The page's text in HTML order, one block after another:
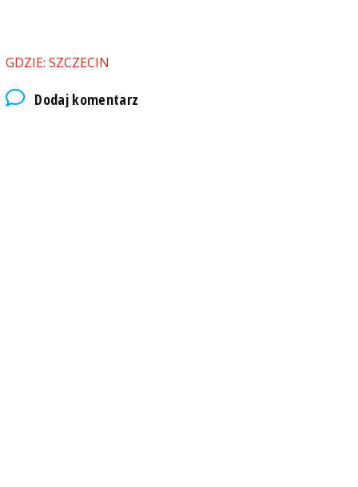
GDZIE: SZCZECIN
Dodaj komentarz